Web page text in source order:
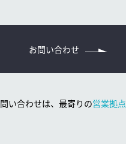
お問い合わせ
い合わせは、 最寄りの営業拠点